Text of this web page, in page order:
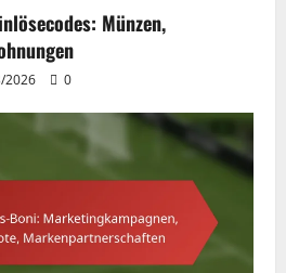
Münzen,
2026 0